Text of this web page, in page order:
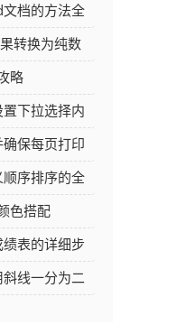
档的方法全
转换为纯数
略
下拉选择内
保每页打印
解序排序的全
色搭配
表的详细步
线一分为二